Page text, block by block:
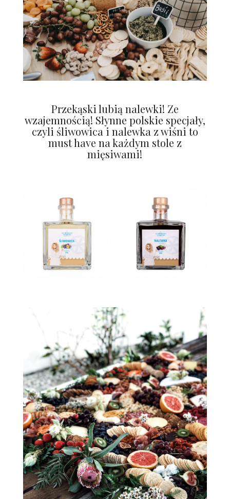
Przekąski lubią nalewki! Ze
wzajemnością! Słynne polskie specjały,
czyli śliwowica i nalewka z wiśni to
must have na każdym stole z
mięsiwami!